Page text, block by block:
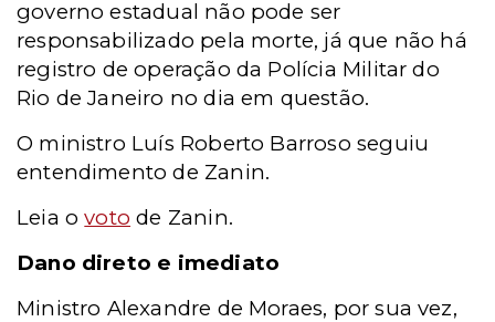
governo estadual não pode ser
responsabilizado pela morte, já que não há
registro de operação da Polícia Militar do
Rio de Janeiro no dia em questão.
O ministro Luís Roberto Barroso seguiu
entendimento de Zanin.
Leia ovoto de Zanin.
Dano direto e imediato
Ministro Alexandre de Moraes, por sua vez,